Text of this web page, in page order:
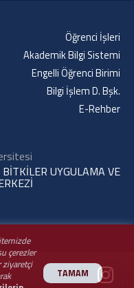
çerezler
ziyaretçi
TAMAM
Öğrenci İşleri
Akademik Bilgi Sistemi
Engelli Öğrenci Birimi
Bilgi İşlem D. Bşk.
E-Rehber
UYGULAMA VE